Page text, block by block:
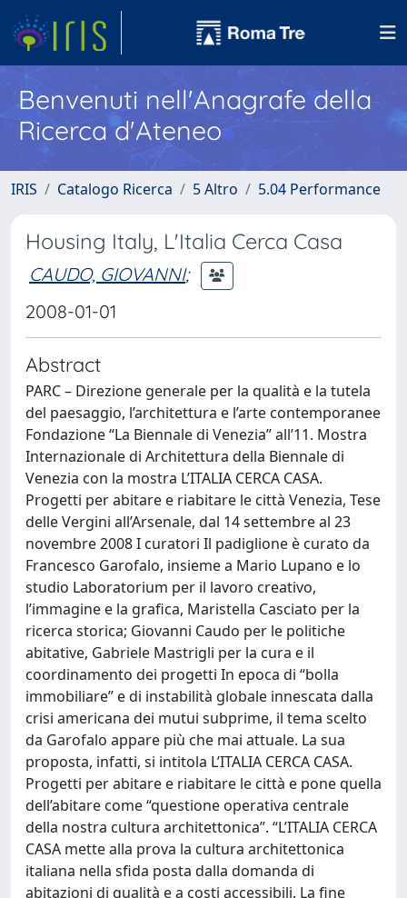
Benvenuti nell'Anagrafe della
Ricerca d'Ateneo
IRIS Catalogo Ricerca 5 Altro 5.04 Performance
Housing Italy, L'Italia Cerca Casa
CAUDO, GIOVANNI;
2008-01-01
Abstract
PARC – Direzione generale per la qualità e la tutela
del paesaggio, l’architettura e l’arte contemporanee
Fondazione “La Biennale di Venezia” all’11. Mostra
Internazionale di Architettura della Biennale di
Venezia con la mostra L’ITALIA CERCA CASA.
Progetti per abitare e riabitare le città Venezia, Tese
delle Vergini all’Arsenale, dal 14 settembre al 23
novembre 2008 I curatori Il padiglione è curato da
Francesco Garofalo, insieme a Mario Lupano e lo
studio Laboratorium per il lavoro creativo,
l’immagine e la grafica, Maristella Casciato per la
ricerca storica; Giovanni Caudo per le politiche
abitative, Gabriele Mastrigli per la cura e il
coordinamento dei progetti In epoca di “bolla
immobiliare” e di instabilità globale innescata dalla
crisi americana dei mutui subprime, il tema scelto
da Garofalo appare più che mai attuale. La sua
proposta, infatti, si intitola L’ITALIA CERCA CASA.
Progetti per abitare e riabitare le città e pone quella
dell’abitare come “questione operativa centrale
della nostra cultura architettonica”. “L’ITALIA CERCA
CASA mette alla prova la cultura architettonica
italiana nella sfida posta dalla domanda di
abitazioni di qualità e a costi accessibili. La fine